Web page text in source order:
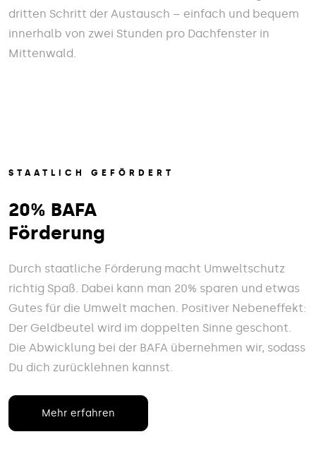
dritten Schritt der Austausch – einfach und bequem
innerhalb von zwei Stunden pro Dachfenster in
Mittenwald.
STAATLICH GEFÖRDERT
20% BAFA
Förderung
Durch staatliche Förderung macht Umweltschutz
richtig Spaß. Dabei kann man 20% sparen und etwas
Gutes für die Umwelt machen. Positiver Nebeneffekt:
Der Geldbeutel wird im doppelten Sinne geschont.
Die Abwicklung bei der BAFA übernehmen wir, sodass
Du dich zurücklehnen kannst.
Mehr erfahren